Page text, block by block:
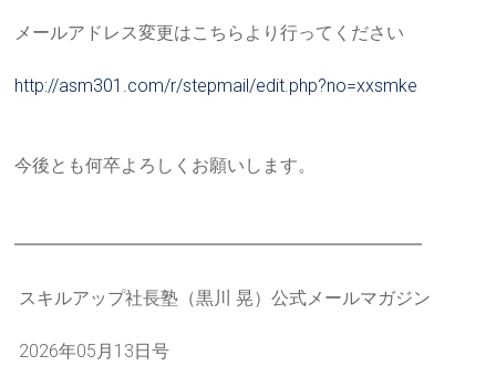
メールアドレス変更はこちらより行ってください
http://asm301.com/r/stepmail/edit.php?no=xxsmke
今後とも何卒よろしくお願いします。
━━━━━━━━━━━━━━━━━━━━━━━
スキルアップ社長塾（黒川 晃）公式メールマガジン
2026年05月13日号